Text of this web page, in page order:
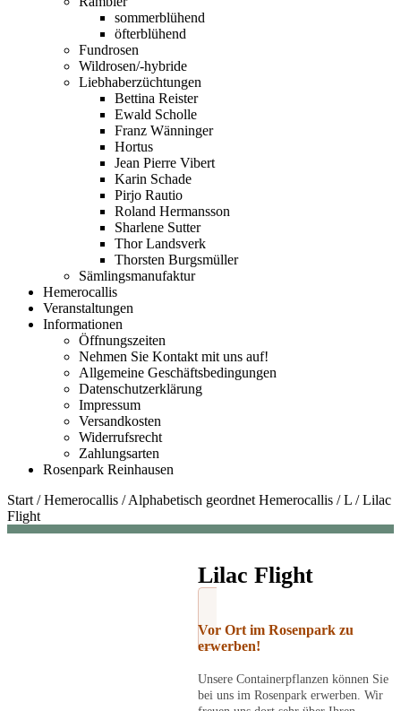
sommerblühend
öfterblühend
Fundrosen
Wildrosen/-hybride
Liebhaberzüchtungen
Bettina Reister
Ewald Scholle
Franz Wänninger
Hortus
Jean Pierre Vibert
Karin Schade
Pirjo Rautio
Roland Hermansson
Sharlene Sutter
Thor Landsverk
Thorsten Burgsmüller
Sämlingsmanufaktur
Hemerocallis
Veranstaltungen
Informationen
Öffnungszeiten
Nehmen Sie Kontakt mit uns auf!
Allgemeine Geschäftsbedingungen
Datenschutzerklärung
Impressum
Versandkosten
Widerrufsrecht
Zahlungsarten
Rosenpark Reinhausen
Start /Hemerocallis /Alphabetisch geordnet Hemerocallis /L /Lilac
Flight
Lilac Flight
Vor Ort im Rosenpark zu
erwerben!
Unsere Containerpflanzen können Sie
bei uns im Rosenpark erwerben. Wir